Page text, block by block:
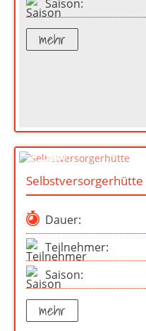
Saison:
mehr
Selbstversorgerhütte
Dauer:
Teilnehmer:
Saison:
mehr